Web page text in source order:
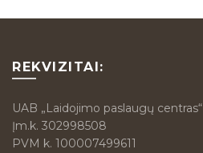
REKVIZITAI:
UAB „Laidojimo paslaugų centras“
Įm.k. 302998508
PVM k. 100007499611